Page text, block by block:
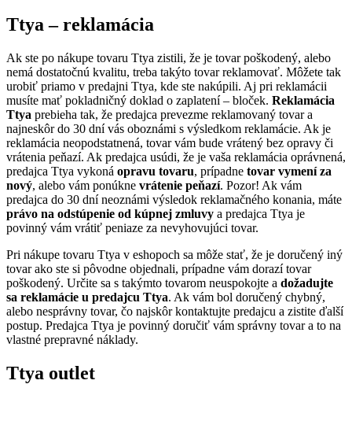
Ttya – reklamácia
Ak ste po nákupe tovaru Ttya zistili, že je tovar poškodený, alebo
nemá dostatočnú kvalitu, treba takýto tovar reklamovať. Môžete tak
urobiť priamo v predajni Ttya, kde ste nakúpili. Aj pri reklamácii
musíte mať pokladničný doklad o zaplatení – bloček. Reklamácia
Ttya prebieha tak, že predajca prevezme reklamovaný tovar a
najneskôr do 30 dní vás oboznámi s výsledkom reklamácie. Ak je
reklamácia neopodstatnená, tovar vám bude vrátený bez opravy či
vrátenia peňazí. Ak predajca usúdi, že je vaša reklamácia oprávnená,
predajca Ttya vykoná opravu tovaru, prípadne tovar vymení za
nový, alebo vám ponúkne vrátenie peňazí. Pozor! Ak vám
predajca do 30 dní neoznámi výsledok reklamačného konania, máte
právo na odstúpenie od kúpnej zmluvy a predajca Ttya je
povinný vám vrátiť peniaze za nevyhovujúci tovar.
Pri nákupe tovaru Ttya v eshopoch sa môže stať, že je doručený iný
tovar ako ste si pôvodne objednali, prípadne vám dorazí tovar
poškodený. Určite sa s takýmto tovarom neuspokojte a dožadujte
sa reklamácie u predajcu Ttya. Ak vám bol doručený chybný,
alebo nesprávny tovar, čo najskôr kontaktujte predajcu a zistite ďalší
postup. Predajca Ttya je povinný doručiť vám správny tovar a to na
vlastné prepravné náklady.
Ttya outlet